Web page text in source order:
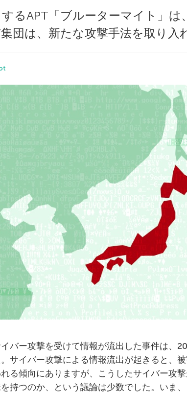
るAPT「ブルーターマイト」
団は、新たな攻撃手法を取り入
バー攻撃を受けて情報が流出した事件は、
サイバー攻撃による情報流出が起きると、
る傾向にありますが、こうしたサイバー攻
持つのか、という議論は少数でした。いま